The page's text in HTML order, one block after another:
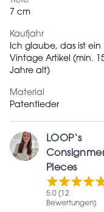
7 cm
Kaufjahr
Ich glaube, das ist ein
Vintage Artikel (min.
Jahre alt)
Material
Patentleder
LOOP‘s
Pieces
5.0 (12
Bewertungen)